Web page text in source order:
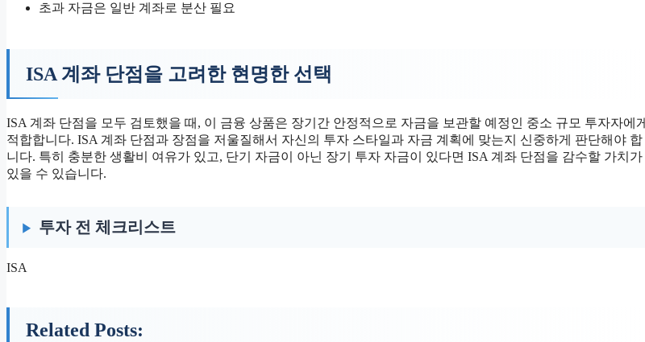
초과 자금은 일반 계좌로 분산 필요
ISA 계좌 단점을 고려한 현명한 선택
ISA 계좌 단점을 모두 검토했을 때, 이 금융 상품은 장기간 안정적으로 자금을 보관할 예정인 중소 규모 투자자에게
적합합니다. ISA 계좌 단점과 장점을 저울질해서 자신의 투자 스타일과 자금 계획에 맞는지 신중하게 판단해야 합
니다. 특히 충분한 생활비 여유가 있고, 단기 자금이 아닌 장기 투자 자금이 있다면 ISA 계좌 단점을 감수할 가치가
있을 수 있습니다.
투자 전 체크리스트
ISA
Related Posts: